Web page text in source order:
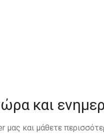
και
μας και μάθετε